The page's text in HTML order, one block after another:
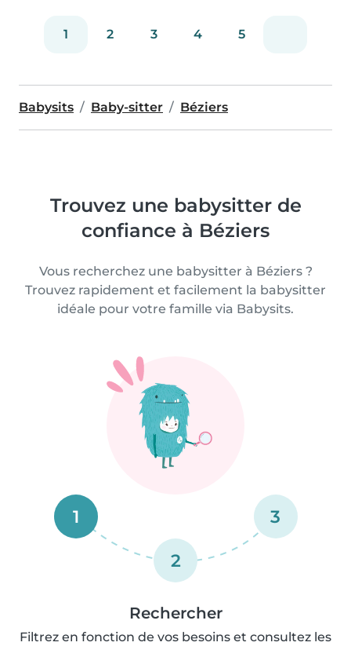
1 2 3 4 5
Babysits Baby-sitter Béziers
Trouvez une babysitter de
confiance à Béziers
Vous recherchez une babysitter à Béziers ?
Trouvez rapidement et facilement la babysitter
idéale pour votre famille via Babysits.
1
2
3
Rechercher
Filtrez en fonction de vos besoins et consultez les